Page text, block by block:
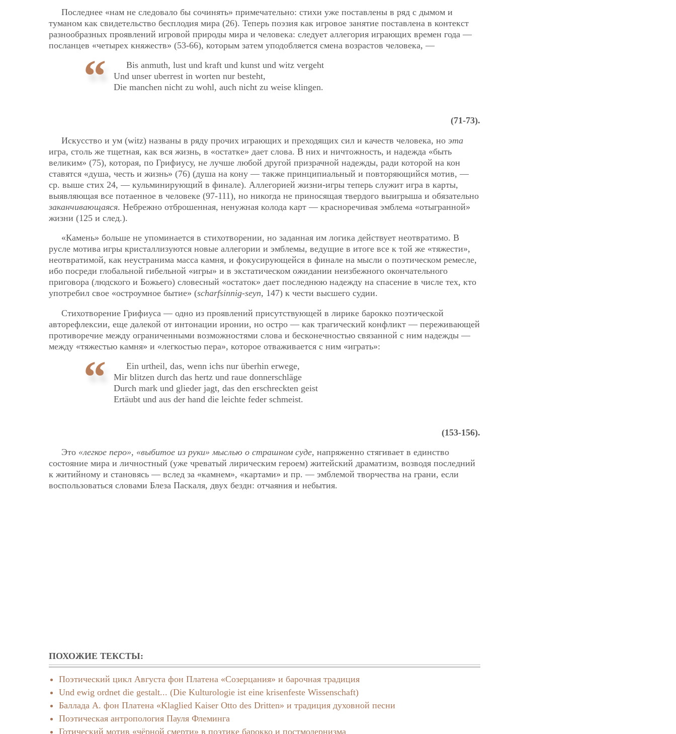
Последнее «нам не следовало бы сочинять» примечательно: стихи уже поставлены в ряд с дымом и
туманом как свидетельство бесплодия мира (26). Теперь поэзия как игровое занятие поставлена в контекст
разнообразных проявлений игровой природы мира и человека: следует аллегория играющих времен года —
посланцев «четырех княжеств» (53-66), которым затем уподобляется смена возрастов человека, —
Bis anmuth, lust und kraft und kunst und witz vergeht
Und unser uberrest in worten nur besteht,
Die manchen nicht zu wohl, auch nicht zu weise klingen.
(71-73).
Искусство и ум (witz) названы в ряду прочих играющих и преходящих сил и качеств человека, но эта
игра, столь же тщетная, как вся жизнь, в «остатке» дает слова. В них и ничтожность, и надежда «быть
великим» (75), которая, по Грифиусу, не лучше любой другой призрачной надежды, ради которой на кон
ставятся «душа, честь и жизнь» (76) (душа на кону — также принципиальный и повторяющийся мотив, —
ср. выше стих 24, — кульминирующий в финале). Аллегорией жизни-игры теперь служит игра в карты,
выявляющая все потаенное в человеке (97-111), но никогда не приносящая твердого выигрыша и обязательно
заканчивающаяся. Небрежно отброшенная, ненужная колода карт — красноречивая эмблема «отыгранной»
жизни (125 и след.).
«Камень» больше не упоминается в стихотворении, но заданная им логика действует неотвратимо. В
русле мотива игры кристаллизуются новые аллегории и эмблемы, ведущие в итоге все к той же «тяжести»,
неотвратимой, как неустранима масса камня, и фокусирующейся в финале на мысли о поэтическом ремесле,
ибо посреди глобальной гибельной «игры» и в экстатическом ожидании неизбежного окончательного
приговора (людского и Божьего) словесный «остаток» дает последнюю надежду на спасение в числе тех, кто
употребил свое «остроумное бытие» (scharfsinnig-seyn, 147) к чести высшего судии.
Стихотворение Грифиуса — одно из проявлений присутствующей в лирике барокко поэтической
авторефлексии, еще далекой от интонации иронии, но остро — как трагический конфликт — переживающей
противоречие между ограниченными возможностями слова и бесконечностью связанной с ним надежды —
между «тяжестью камня» и «легкостью пера», которое отваживается с ним «играть»:
Ein urtheil, das, wenn ichs nur überhin erwege,
Mir blitzen durch das hertz und raue donnerschläge
Durch mark und glieder jagt, das den erschreckten geist
Ertäubt und aus der hand die leichte feder schmeist.
(153-156).
Это «легкое перо», «выбитое из руки» мыслью о страшном суде, напряженно стягивает в единство
состояние мира и личностный (уже чреватый лирическим героем) житейский драматизм, возводя последний
к житийному и становясь — вслед за «камнем», «картами» и пр. — эмблемой творчества на грани, если
воспользоваться словами Блеза Паскаля, двух бездн: отчаяния и небытия.
ПОХОЖИЕ ТЕКСТЫ:
Поэтический цикл Августа фон Платена «Созерцания» и барочная традиция
Und ewig ordnet die gestalt... (Die Kulturologie ist eine krisenfeste Wissenschaft)
Баллада А. фон Платена «Klaglied Kaiser Otto des Dritten» и традиция духовной песни
Поэтическая антропология Пауля Флеминга
Готический мотив «чёрной смерти» в поэтике барокко и постмодернизма